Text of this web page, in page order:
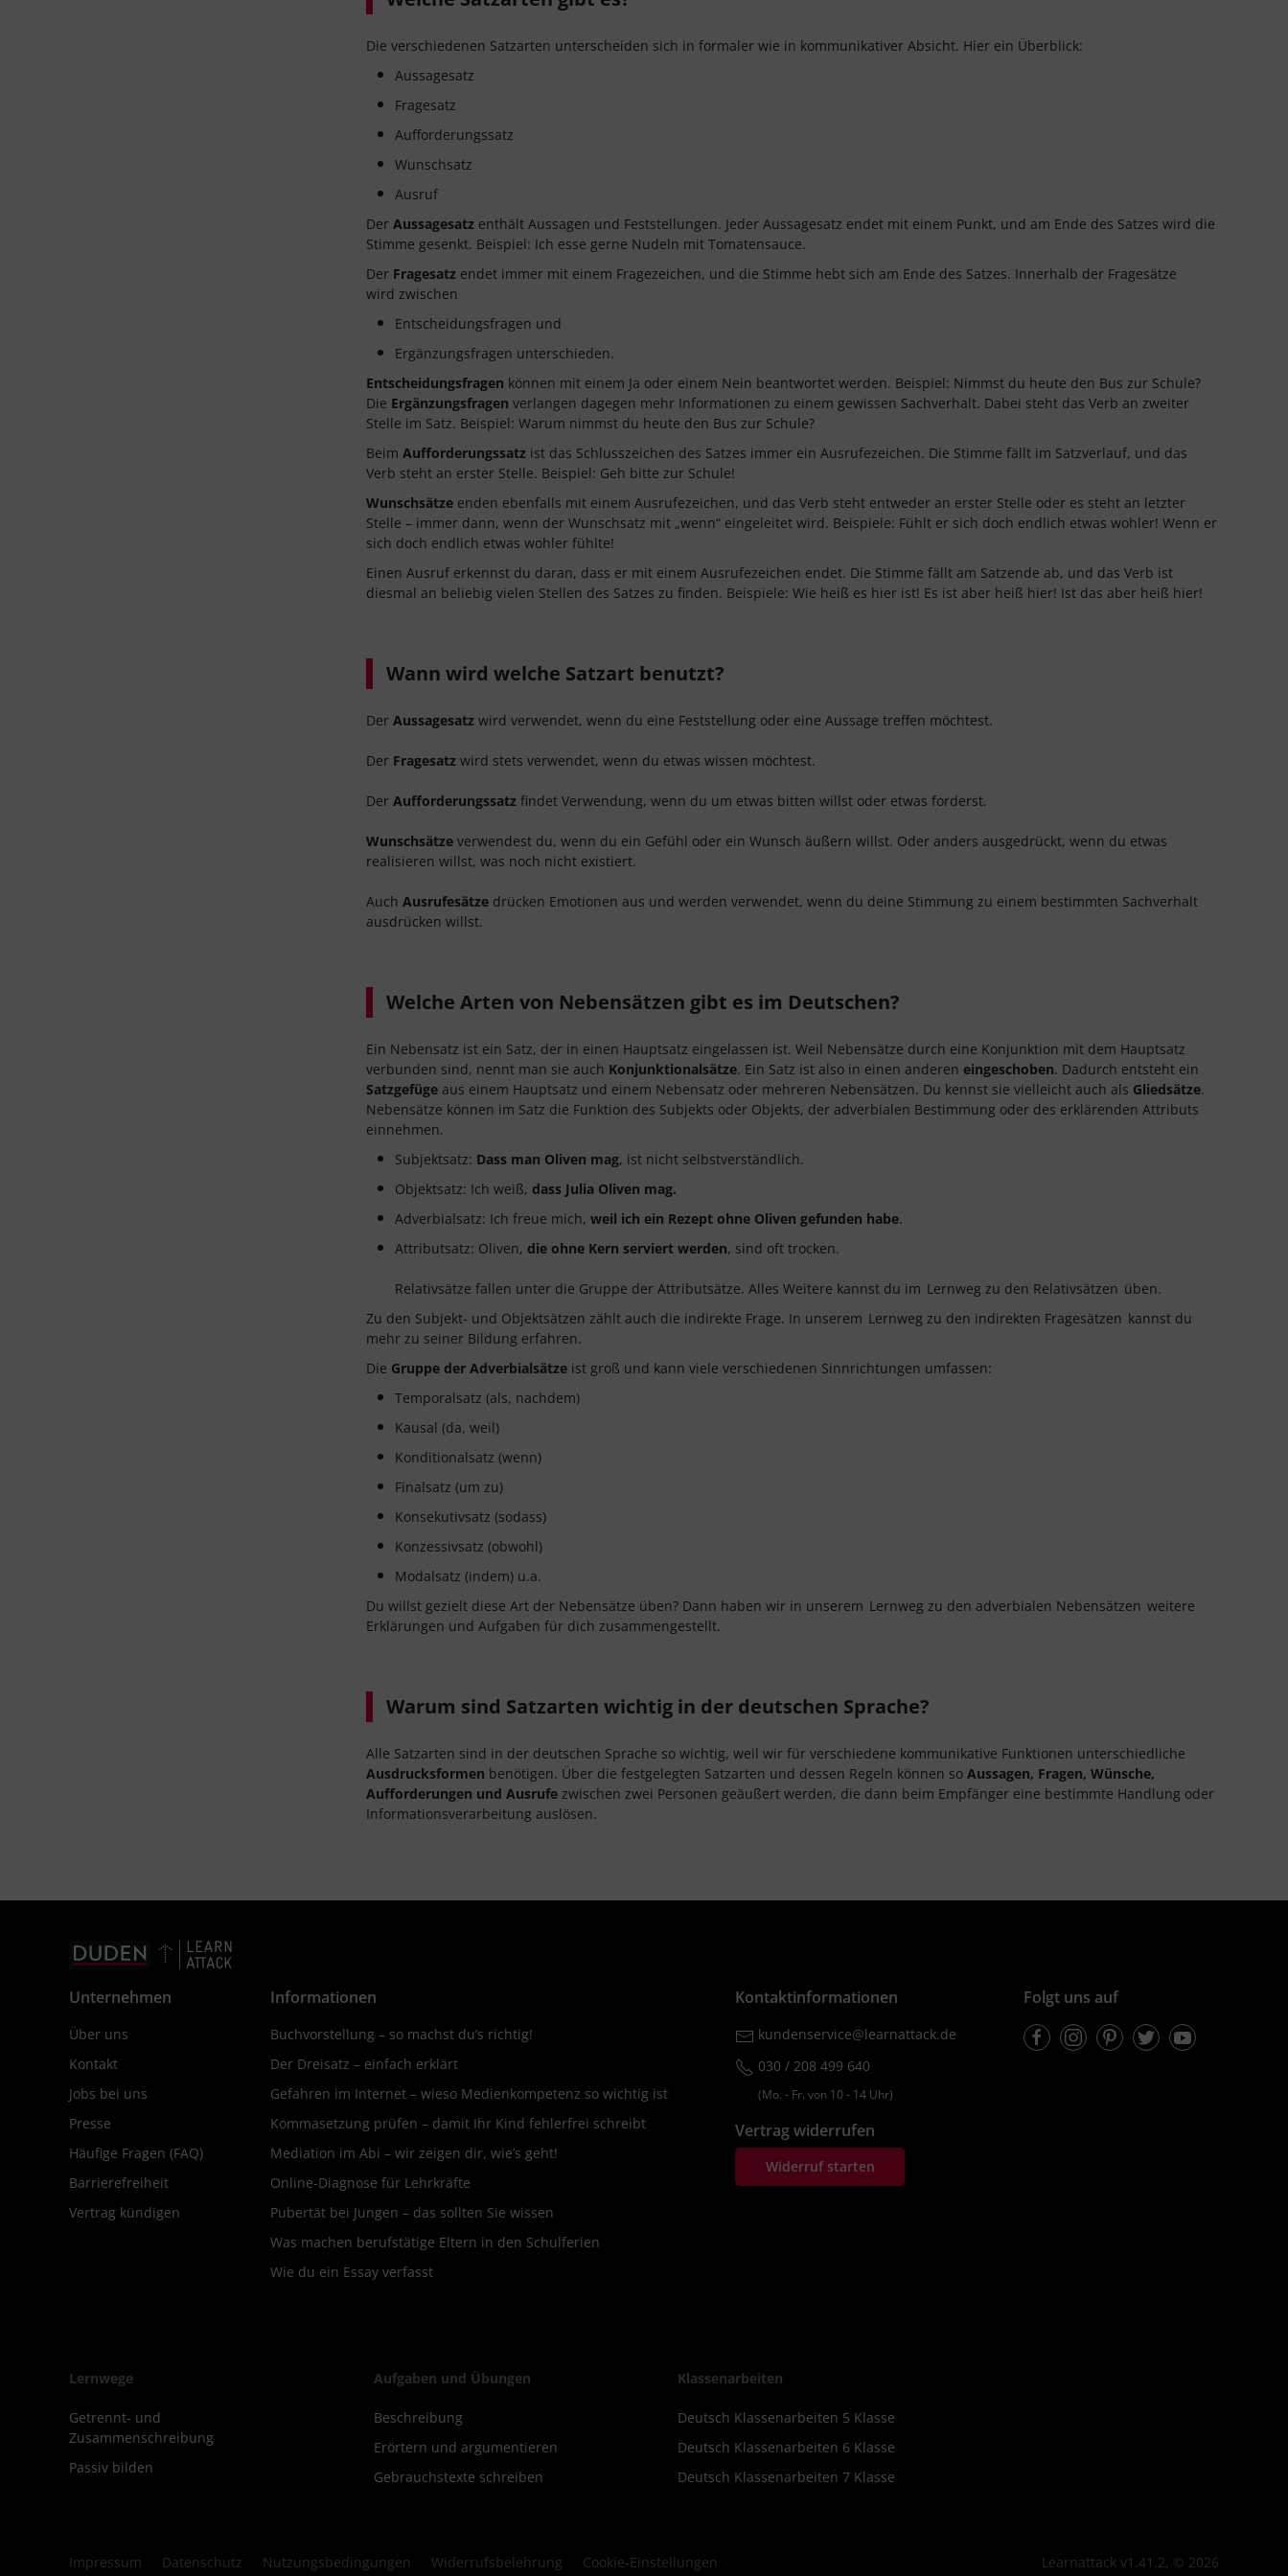
Die verschiedenen Satzarten unterscheiden sich in formaler wie in kommunikativer Absicht. Hier ein Überblick:
Aussagesatz
Fragesatz
Aufforderungssatz
Wunschsatz
Ausruf
Der Aussagesatz enthält Aussagen und Feststellungen. Jeder Aussagesatz endet mit einem Punkt, und am Ende des Satzes wird die
Stimme gesenkt. Beispiel: Ich esse gerne Nudeln mit Tomatensauce.
Der Fragesatz endet immer mit einem Fragezeichen, und die Stimme hebt sich am Ende des Satzes. Innerhalb der Fragesätze
wird zwischen
Entscheidungsfragen und
Ergänzungsfragen unterschieden.
Entscheidungsfragen können mit einem Ja oder einem Nein beantwortet werden. Beispiel: Nimmst du heute den Bus zur Schule?
Die Ergänzungsfragen verlangen dagegen mehr Informationen zu einem gewissen Sachverhalt. Dabei steht das Verb an zweiter
Stelle im Satz. Beispiel: Warum nimmst du heute den Bus zur Schule?
Beim Aufforderungssatz ist das Schlusszeichen des Satzes immer ein Ausrufezeichen. Die Stimme fällt im Satzverlauf, und das
Verb steht an erster Stelle. Beispiel: Geh bitte zur Schule!
Wunschsätze enden ebenfalls mit einem Ausrufezeichen, und das Verb steht entweder an erster Stelle oder es steht an letzter
Stelle – immer dann, wenn der Wunschsatz mit „wenn“ eingeleitet wird. Beispiele: Fühlt er sich doch endlich etwas wohler! Wenn er
sich doch endlich etwas wohler fühlte!
Einen Ausruf erkennst du daran, dass er mit einem Ausrufezeichen endet. Die Stimme fällt am Satzende ab, und das Verb ist
diesmal an beliebig vielen Stellen des Satzes zu finden. Beispiele: Wie heiß es hier ist! Es ist aber heiß hier! Ist das aber heiß hier!
Wann wird welche Satzart benutzt?
Der Aussagesatz wird verwendet, wenn du eine Feststellung oder eine Aussage treffen möchtest.
Der Fragesatz wird stets verwendet, wenn du etwas wissen möchtest.
Der Aufforderungssatz findet Verwendung, wenn du um etwas bitten willst oder etwas forderst.
Wunschsätze verwendest du, wenn du ein Gefühl oder ein Wunsch äußern willst. Oder anders ausgedrückt, wenn du etwas
realisieren willst, was noch nicht existiert.
Auch Ausrufesätze drücken Emotionen aus und werden verwendet, wenn du deine Stimmung zu einem bestimmten Sachverhalt
ausdrücken willst.
Welche Arten von Nebensätzen gibt es im Deutschen?
Ein Nebensatz ist ein Satz, der in einen Hauptsatz eingelassen ist. Weil Nebensätze durch eine Konjunktion mit dem Hauptsatz
verbunden sind, nennt man sie auch Konjunktionalsätze. Ein Satz ist also in einen anderen eingeschoben. Dadurch entsteht ein
Satzgefüge aus einem Hauptsatz und einem Nebensatz oder mehreren Nebensätzen. Du kennst sie vielleicht auch als Gliedsätze.
Nebensätze können im Satz die Funktion des Subjekts oder Objekts, der adverbialen Bestimmung oder des erklärenden Attributs
einnehmen.
Subjektsatz: Dass man Oliven mag, ist nicht selbstverständlich.
Objektsatz: Ich weiß, dass Julia Oliven mag.
Adverbialsatz: Ich freue mich, weil ich ein Rezept ohne Oliven gefunden habe.
Attributsatz: Oliven, die ohne Kern serviert werden, sind oft trocken.
Relativsätze fallen unter die Gruppe der Attributsätze. Alles Weitere kannst du im Lernweg zu den Relativsätzen üben.
Zu den Subjekt- und Objektsätzen zählt auch die indirekte Frage. In unserem Lernweg zu den indirekten Fragesätzen kannst du
mehr zu seiner Bildung erfahren.
Die Gruppe der Adverbialsätze ist groß und kann viele verschiedenen Sinnrichtungen umfassen:
Temporalsatz (als, nachdem)
Kausal (da, weil)
Konditionalsatz (wenn)
Finalsatz (um zu)
Konsekutivsatz (sodass)
Konzessivsatz (obwohl)
Modalsatz (indem) u.a.
Du willst gezielt diese Art der Nebensätze üben? Dann haben wir in unserem Lernweg zu den adverbialen Nebensätzen weitere
Erklärungen und Aufgaben für dich zusammengestellt.
Warum sind Satzarten wichtig in der deutschen Sprache?
Alle Satzarten sind in der deutschen Sprache so wichtig, weil wir für verschiedene kommunikative Funktionen unterschiedliche
Ausdrucksformen benötigen. Über die festgelegten Satzarten und dessen Regeln können so Aussagen, Fragen, Wünsche,
Aufforderungen und Ausrufe zwischen zwei Personen geäußert werden, die dann beim Empfänger eine bestimmte Handlung oder
Informationsverarbeitung auslösen.
Unternehmen
Über uns
Kontakt
Jobs bei uns
Presse
Häufige Fragen (FAQ)
Barrierefreiheit
Vertrag kündigen
Informationen
Buchvorstellung – so machst du’s richtig!
Der Dreisatz – einfach erklärt
Gefahren im Internet – wieso Medienkompetenz so wichtig ist
Kommasetzung prüfen – damit Ihr Kind fehlerfrei schreibt
Mediation im Abi – wir zeigen dir, wie’s geht!
Online-Diagnose für Lehrkräfte
Pubertät bei Jungen – das sollten Sie wissen
Was machen berufstätige Eltern in den Schulferien
Wie du ein Essay verfasst
Kontaktinformationen
kundenservice@learnattack.de
030 / 208 499 640
(Mo. ‐ Fr. von 10 ‐ 14 Uhr)
Vertrag widerrufen
Widerruf starten
Folgt uns auf
FacebookInstagramPinterestTwitterYoutube
Lernwege
Getrennt- und
Zusammenschreibung
Passiv bilden
Aufgaben und Übungen
Beschreibung
Erörtern und argumentieren
Gebrauchstexte schreiben
Klassenarbeiten
Deutsch Klassenarbeiten 5 Klasse
Deutsch Klassenarbeiten 6 Klasse
Deutsch Klassenarbeiten 7 Klasse
Impressum Datenschutz Nutzungsbedingungen Widerrufsbelehrung Cookie-Einstellungen Learnattack v1.41.2, © 2026